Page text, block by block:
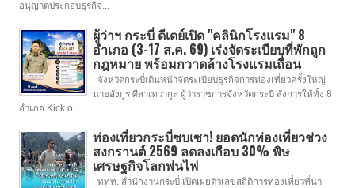
อนุญาตประกอบธุรกิจ...
ผู้ว่าฯ กระบี่ ดีเดย์เปิด "คลินิกโรงแรม" 8
อำเภอ (3-17 ส.ค. 69) เร่งจัดระเบียบที่พักถูก
กฎหมาย พร้อมกวาดล้างโรงแรมเถื่อน
จังหวัดกระบี่เดินหน้าจัดระเบียบธุรกิจการท่องเที่ยวครั้งใหญ่
นายอังกูร ศีลาเทวากูล ผู้ว่าราชการจังหวัดกระบี่ สั่งการให้ทั้ง 8
อำเภอ Kick o...
ท่องเที่ยวกระบี่ซบเซา! ยอดนักท่องเที่ยวช่วง
สงกรานต์ 2569 ลดลงเกือบ 30% พิษ
เศรษฐกิจโลกพ่นไฟ
ททท. สำนักงานกระบี่ เปิดเผยตัวเลขสถิติการท่องเที่ยวที่น่า